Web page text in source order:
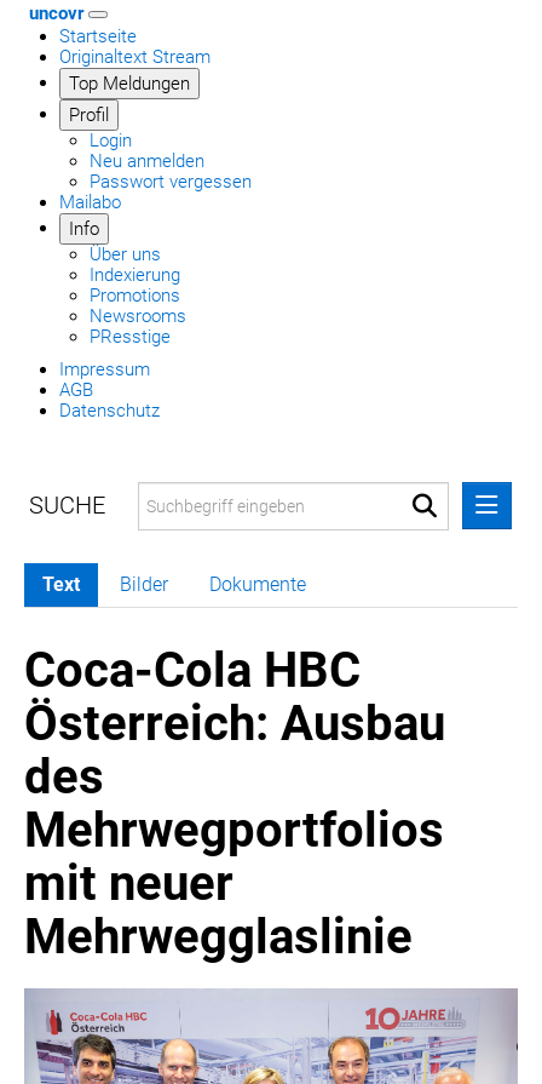
uncovr
Startseite
Originaltext Stream
Top Meldungen
Profil
Login
Neu anmelden
Passwort vergessen
Mailabo
Info
Über uns
Indexierung
Promotions
Newsrooms
PResstige
Impressum
AGB
Datenschutz
MELDUNGEN
COCA-COLA
COCA-COLA HBC ÖSTERREICH
Nemiroff
Padre Azul
The Famous Grouse
Ron Barceló
Costa Coffee
Glendalough
Caffè Vergnano
Naked Malt
Finlandia
RÖMERQUELLE
Text Bilder Dokumente
Coca-Cola HBC
Österreich: Ausbau
des
Mehrwegportfolios
mit neuer
Mehrwegglaslinie